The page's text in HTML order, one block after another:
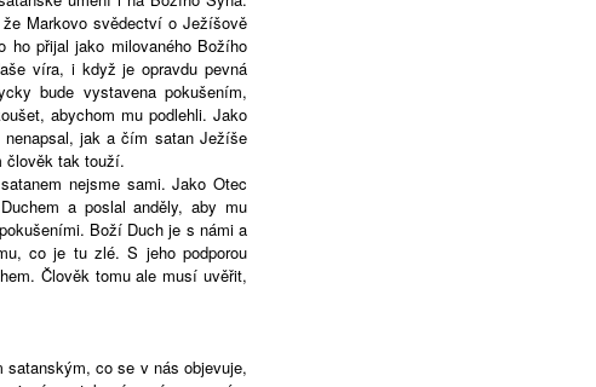
Markovo svědectví o Ježíšově
přijal jako milovaného Božího
víra, i když je opravdu pevná
bude vystavena pokušením,
abychom mu podlehli. Jako
jak a čím satan Ježíše
člověk tak touží.
nejsme sami. Jako Otec
a poslal anděly, aby mu
Boží Duch je s námi a
co je tu zlé. S jeho podporou
Člověk tomu ale musí uvěřit,
co se v nás objevuje,